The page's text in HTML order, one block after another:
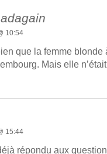
10:54
que la femme blonde
Mais elle
15:44
répondu aux